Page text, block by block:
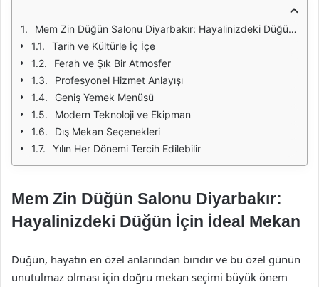
Mem Zin Düğün Salonu Diyarbakır: Hayalinizdeki Düğün İçin İdeal Mekan
Tarih ve Kültürle İç İçe
Ferah ve Şık Bir Atmosfer
Profesyonel Hizmet Anlayışı
Geniş Yemek Menüsü
Modern Teknoloji ve Ekipman
Dış Mekan Seçenekleri
Yılın Her Dönemi Tercih Edilebilir
Mem Zin Düğün Salonu Diyarbakır:
Hayalinizdeki Düğün İçin İdeal Mekan
Düğün, hayatın en özel anlarından biridir ve bu özel günün
unutulmaz olması için doğru mekan seçimi büyük önem